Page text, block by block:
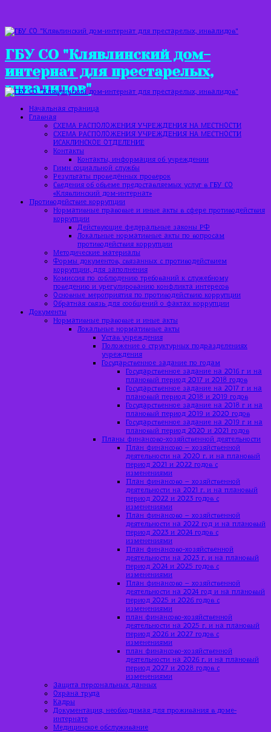
ГБУ СО "Клявлинский дом-
интернат для престарелых,
инвалидов"
Начальная страница
Главная
СХЕМА РАСПОЛОЖЕНИЯ УЧРЕЖДЕНИЯ НА МЕСТНОСТИ
СХЕМА РАСПОЛОЖЕНИЯ УЧРЕЖДЕНИЯ НА МЕСТНОСТИ
ИСАКЛИНСКОЕ ОТДЕЛЕНИЕ
Контакты
Контакты, информация об учреждении
Гимн социальной службы
Результаты проведённых проверок
Сведения об объеме предоставляемых услуг в ГБУ СО
«Клявлинский дом-интернат»
Противодействие коррупции
Нормативные правовые и иные акты в сфере противодействия
коррупции
Действующие федеральные законы РФ
Локальные нормативные акты по вопросам
противодействия коррупции
Методические материалы
Формы документов, связанных с противодействием
коррупции, для заполнения
Комиссия по соблюдению требований к служебному
поведению и урегулированию конфликта интересов
Основные мероприятия по противодействию коррупции
Обратная связь для сообщений о фактах коррупции
Документы
Нормативные правовые и иные акты
Локальные нормативные акты
Устав учреждения
Положение о структурных подразделениях
учреждения
Государственное задание по годам
Государственное задание на 2016 г и на
плановый период 2017 и 2018 годов
Государственное задание на 2017 г и на
плановый период 2018 и 2019 годов
Государственное задание на 2018 г и на
плановый период 2019 и 2020 годов
Государственное задание на 2019 г и на
плановый период 2020 и 2021 годов
Планы финансово-хозяйственной деятельности
План финансово – хозяйственной
деятельности на 2020 г. и на плановый
период 2021 и 2022 годов с
изменениями
План финансово – хозяйственной
деятельности на 2021 г. и на плановый
период 2022 и 2023 годов с
изменениями
План финансово – хозяйственной
деятельности на 2022 год и на плановый
период 2023 и 2024 годов с
изменениями
План финансово-хозяйственной
деятельности на 2023 г. и на плановый
период 2024 и 2025 годов с
изменениями
План финансово – хозяйственной
деятельности на 2024 год и на плановый
период 2025 и 2026 годов с
изменениями
план финансово-хозяйственной
деятельности на 2025 г. и на плановый
период 2026 и 2027 годов с
изменениями
план финансово-хозяйственной
деятельности на 2026 г. и на плановый
период 2027 и 2028 годов с
изменениями
Защита персональных данных
Охрана труда
Кадры
Документация, необходимая для проживания в доме-
интернате
Медицинское обслуживание